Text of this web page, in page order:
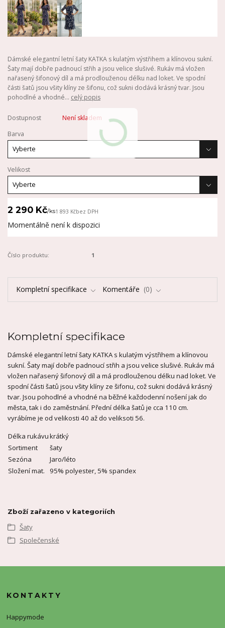
Dámské elegantní letní šaty KATKA s kulatým výstřihem a klínovou sukní.
Šaty mají dobře padnoucí střih a jsou velice slušivé. Rukáv má vložen
nařasený šifonový díl a má prodlouženou délku nad loket. Ve spodní
části šatů jsou všity klíny ze šifonu, což sukni dodává krásný tvar. Jsou
pohodlné a vhodné... celý popis
Dostupnost
Není skladem
Barva
Velikost
2 290 Kč/ks1 893 Kčbez DPH
Momentálně není k dispozici
Číslo produktu: 1
Kompletní specifikace Komentáře 0
Kompletní specifikace
Dámské elegantní letní šaty KATKA s kulatým výstřihem a klínovou
sukní. Šaty mají dobře padnoucí střih a jsou velice slušivé. Rukáv má
vložen nařasený šifonový díl a má prodlouženou délku nad loket. Ve
spodní části šatů jsou všity klíny ze šifonu, což sukni dodává krásný
tvar. Jsou pohodlné a vhodné na běžné každodenní nošení jak do
města, tak i do zaměstnání. Přední délka šatů je cca 110 cm.
vyrábíme je od velikosti 40 až do veliksoti 56.
Délka rukávukrátký
Sortiment
šaty
Sezóna
Jaro/léto
Složení mat.
95% polyester, 5% spandex
Zboží zařazeno v kategoriích
Šaty
Společenské
KONTAKTY
Happymode